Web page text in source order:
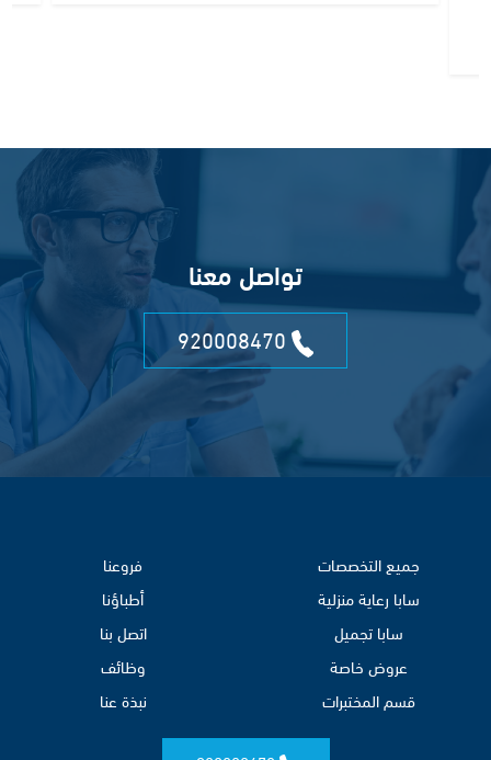
تواصل معنا
جميع التخصصات
سابا رعاية منزلية
سابا تجميل
عروض خاصة
قسم المختبرات
فروعنا
أطباؤنا
اتصل بنا
وظائف
نبذة عنا